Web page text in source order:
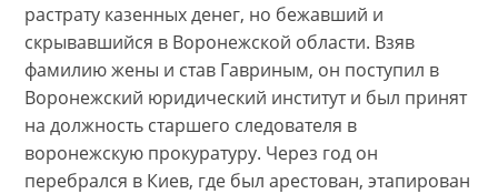
растрату казенных денег, но бежавший и
скрывавшийся в Воронежской области. Взяв
фамилию жены и став Гавриным, он поступил в
Воронежский юридический институт и был принят
на должность старшего следователя в
воронежскую прокуратуру. Через год он
перебрался в Киев, где был арестован, этапирован